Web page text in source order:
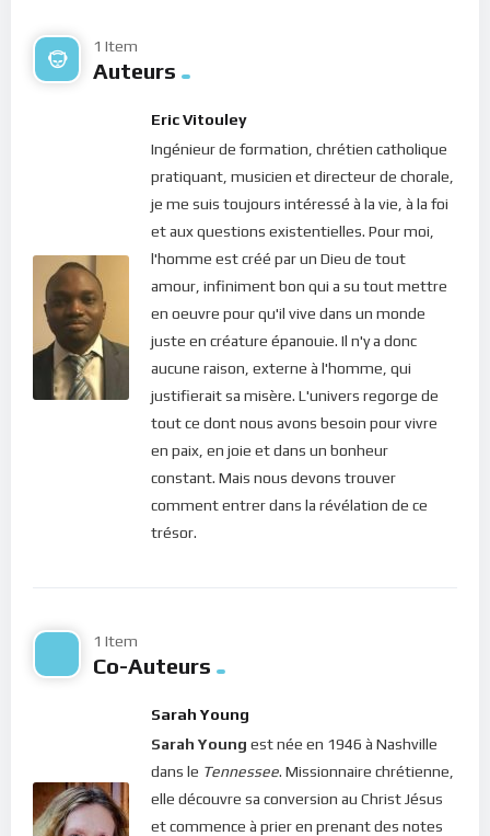
intérieure, éclairée par la Lumière de l’Esprit Saint, est donc
sans nul doute ces eaux profondes dans lesquelles nous
conscience que c’est le Seigneur qui nous envoie, nous
pourrions confirmer, comme le Christ, que c’est Sa Volonté
Divine qui sera faite dans notre vie (Jean 6, 38).
C’est donc pour décoder cette Volonté de Dieu que Saint-Paul
nous donne des conseils tous azimuts : « Tout ce que vous
faites, faites-le de bon coeur, comme pour le Seigneur et non
pour des hommes, sachant que vous recevrez du Seigneur
l’héritage pour récompense. Servez Christ, le Seigneur. »
(Colossiens 3:23-24); ou encore : « Nous savons, du reste, que
toutes choses concourent au bien de ceux qui aiment Dieu, de
ceux qui sont appelés selon son dessein. » (Romains 8:28). Et
pour renchérir : « Car nous sommes son ouvrage, ayant été
créés en Jésus-Christ pour de bonnes oeuvres, que Dieu a
préparées d’avance, afin que nous les pratiquions. »
celle de Celui qui nous y a conduit. Tout ce que nous faisons
pour notre amour propre nous éloigne de ce but. Car la parole
ton coeur, de toute ton âme, et de toute ta pensée […] Tu
aimeras ton prochain comme toi-même.” (Matthieu 22, 37-
39). Dans toute chose, nous sommes donc appelés à aimer le
Seigneur et à faire oeuvre de charité. Mais voilà que l’homme a
perdu le chemin en s’en remettant à la matière. De
1 Item
Auteurs
Eric Vitouley
Ingénieur de formation, chrétien catholique
pratiquant, musicien et directeur de chorale,
je me suis toujours intéressé à la vie, à la foi
et aux questions existentielles. Pour moi,
l'homme est créé par un Dieu de tout
amour, infiniment bon qui a su tout mettre
en oeuvre pour qu'il vive dans un monde
juste en créature épanouie. Il n'y a donc
aucune raison, externe à l'homme, qui
justifierait sa misère. L'univers regorge de
tout ce dont nous avons besoin pour vivre
en paix, en joie et dans un bonheur
constant. Mais nous devons trouver
comment entrer dans la révélation de ce
trésor.
1 Item
Co-Auteurs
Sarah Young
Sarah Young est née en 1946 à Nashville
dans le Tennessee. Missionnaire chrétienne,
elle découvre sa conversion au Christ Jésus
et commence à prier en prenant des notes